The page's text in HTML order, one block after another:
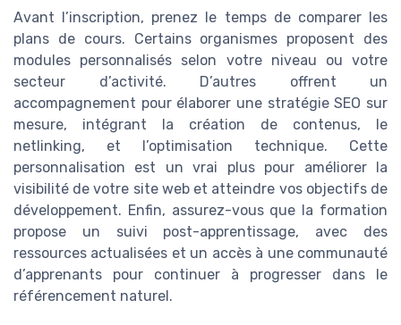
Avant l’inscription, prenez le temps de comparer les
plans de cours. Certains organismes proposent des
modules personnalisés selon votre niveau ou votre
secteur d’activité. D’autres offrent un
accompagnement pour élaborer une stratégie SEO sur
mesure, intégrant la création de contenus, le
netlinking, et l’optimisation technique. Cette
personnalisation est un vrai plus pour améliorer la
visibilité de votre site web et atteindre vos objectifs de
développement. Enfin, assurez-vous que la formation
propose un suivi post-apprentissage, avec des
ressources actualisées et un accès à une communauté
d’apprenants pour continuer à progresser dans le
référencement naturel.